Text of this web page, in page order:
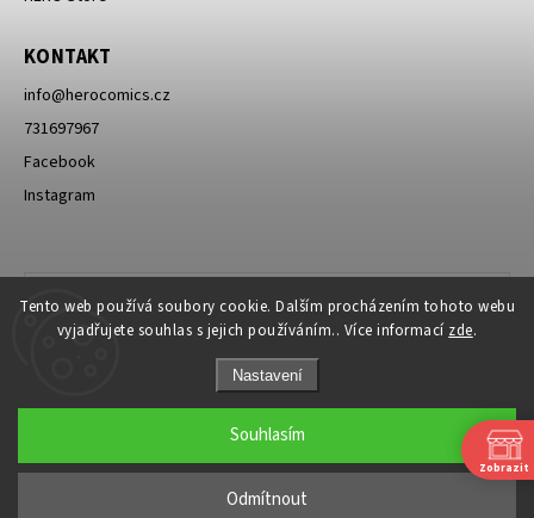
Tento web používá soubory cookie. Dalším procházením tohoto webu
vyjadřujete souhlas s jejich používáním.. Více informací zde.
Nastavení
Odmítnout
Souhlasím
KONTAKT
info@herocomics.cz
731697967
Facebook
Instagram
Copyright 2026HERO Comics. Všechna práva vyhrazena.
Grafický návrh vytvořil a nakódoval
Zobrazit